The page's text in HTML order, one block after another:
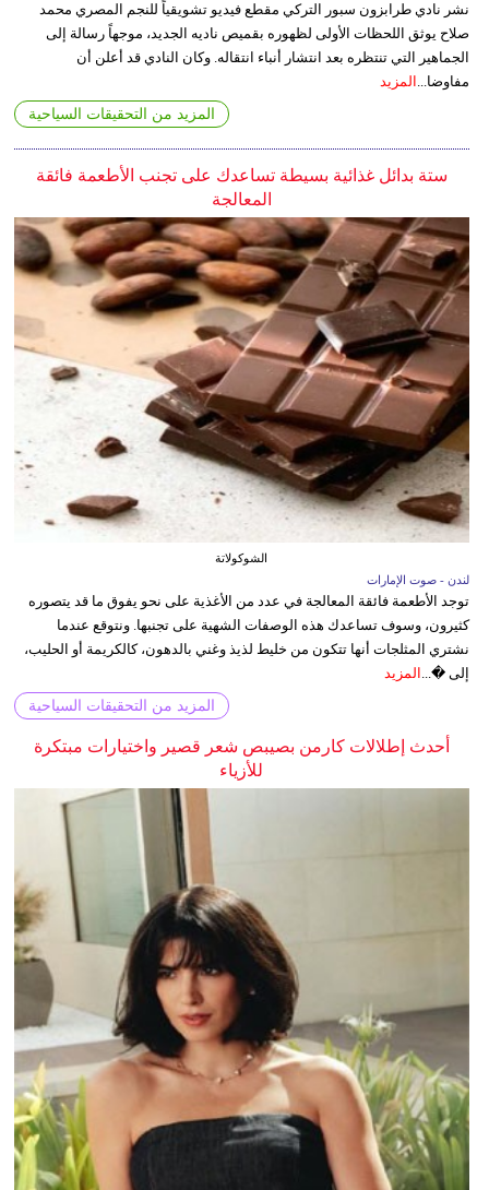
نشر نادي طرابزون سبور التركي مقطع فيديو تشويقياً للنجم المصري محمد
صلاح يوثق اللحظات الأولى لظهوره بقميص ناديه الجديد، موجهاً رسالة إلى
الجماهير التي تنتظره بعد انتشار أنباء انتقاله. وكان النادي قد أعلن أن
مفاوضا... المزيد
المزيد من التحقيقات السياحية
ستة بدائل غذائية بسيطة تساعدك على تجنب الأطعمة فائقة
المعالجة
الشوكولاتة
لندن - صوت الإمارات
توجد الأطعمة فائقة المعالجة في عدد من الأغذية على نحو يفوق ما قد يتصوره
كثيرون، وسوف تساعدك هذه الوصفات الشهية على تجنبها. ونتوقع عندما
نشتري المثلجات أنها تتكون من خليط لذيذ وغني بالدهون، كالكريمة أو الحليب،
إلى �... المزيد
المزيد من التحقيقات السياحية
أحدث إطلالات كارمن بصيبص شعر قصير واختيارات مبتكرة
للأزياء